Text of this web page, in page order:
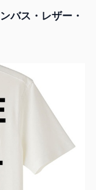
バス・レザー・